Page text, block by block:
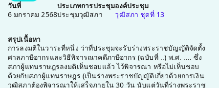
วันที่
6 มกราคม 2568
ประเภทการประชุม
ประชุมวุฒิสภา
องค์ประชุม
วุฒิสภา ชุดที่ 13
สรุปเนื้อหา
การลงมติในวาระที่หนึ่ง ว่าที่ประชุมจะรับร่างพระราชบัญญัติจัดตั้ง
ศาลภาษีอากรและวิธีพิจารณาคดีภาษีอากร (ฉบับที่ ..) พ.ศ. .... ซึ่ง
สภาผู้แทนราษฎรลงมติเห็นชอบแล้ว ไว้พิจารณา หรือไม่เห็นชอบ
ด้วยกับสภาผู้แทนราษฎร (เป็นร่างพระราชบัญญัติเกี่ยวด้วยการเงิน
วุฒิสภาต้องพิจารณาให้เสร็จภายใน 30 วัน นับแต่วันที่ร่างพระราช